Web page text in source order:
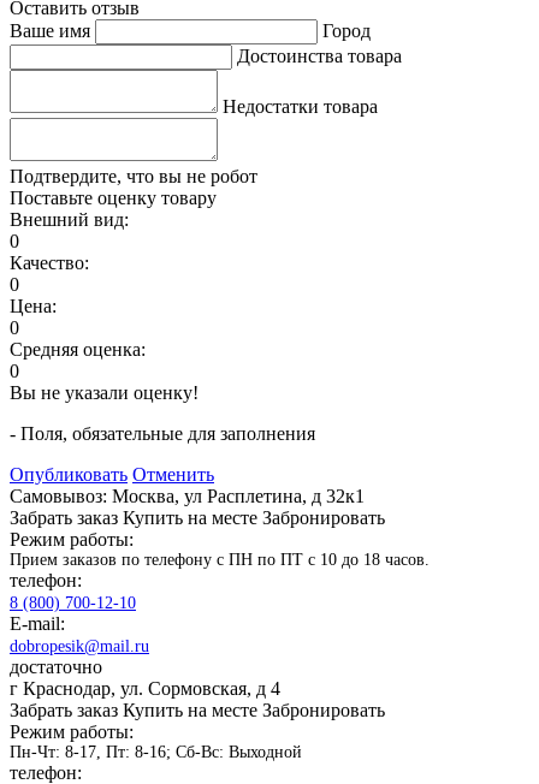
Оставить отзыв
Ваше имя
Город
Достоинства товара
Недостатки товара
Подтвердите, что вы не робот
Поставьте оценку товару
Внешний вид:
0
Качество:
0
Цена:
0
Средняя оценка:
0
Вы не указали оценку!
- Поля, обязательные для заполнения
Опубликовать Отменить
Самовывоз: Москва, ул Расплетина, д 32к1
Забрать заказ Купить на месте Забронировать
Режим работы:
Прием заказов по телефону с ПН по ПТ с 10 до 18 часов.
телефон:
8 (800) 700-12-10
E-mail:
dobropesik@mail.ru
достаточно
г Краснодар, ул. Сормовская, д 4
Забрать заказ Купить на месте Забронировать
Режим работы:
Пн-Чт: 8-17, Пт: 8-16; Сб-Вс: Выходной
телефон: